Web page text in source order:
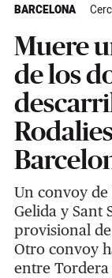
BARCELONA
Muere
de los
Un convoy
Gelida y Sant
provisional
Otro convoy
entre